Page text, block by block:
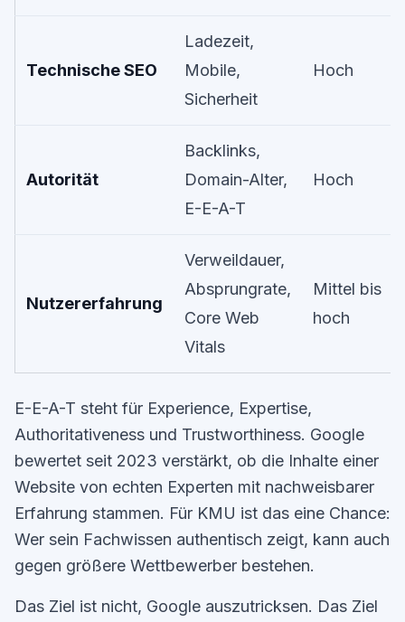
Technische SEO
Ladezeit,
Mobile,
Sicherheit
Hoch
Autorität
Backlinks,
Domain-Alter,
E-E-A-T
Hoch
Nutzererfahrung
Verweildauer,
Absprungrate,
Core Web
Vitals
Mittel bis
hoch
E-E-A-T steht für Experience, Expertise,
Authoritativeness und Trustworthiness. Google
bewertet seit 2023 verstärkt, ob die Inhalte einer
Website von echten Experten mit nachweisbarer
Erfahrung stammen. Für KMU ist das eine Chance:
Wer sein Fachwissen authentisch zeigt, kann auch
gegen größere Wettbewerber bestehen.
Das Ziel ist nicht, Google auszutricksen. Das Ziel